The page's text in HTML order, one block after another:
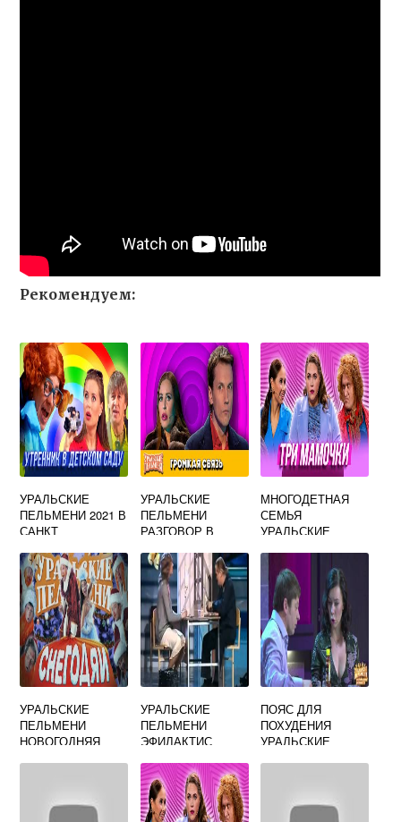
Рекомендуем:
УРАЛЬСКИЕ
ПЕЛЬМЕНИ 2021 В
САНКТ
УРАЛЬСКИЕ
ПЕЛЬМЕНИ
РАЗГОВОР В
МНОГОДЕТНАЯ
СЕМЬЯ
УРАЛЬСКИЕ
УРАЛЬСКИЕ
ПЕЛЬМЕНИ
НОВОГОДНЯЯ
УРАЛЬСКИЕ
ПЕЛЬМЕНИ
ЭФИЛАКТИС
ПОЯС ДЛЯ
ПОХУДЕНИЯ
УРАЛЬСКИЕ